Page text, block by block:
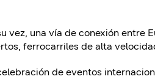
vez, una vía de conexión entre
ferrocarriles de alta
de eventos